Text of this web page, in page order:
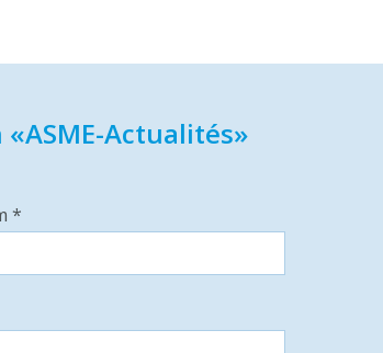
Actualités»
*